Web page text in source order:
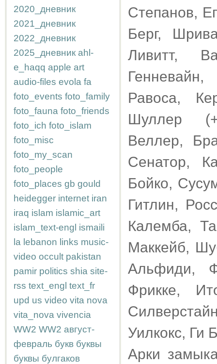
2020_дневник
2021_дневник
2022_дневник
2025_дневник ahl-
e_haqq apple art
audio-files evola fa
foto_events foto_family
foto_fauna foto_friends
foto_ich foto_islam
foto_misc
foto_my_scan
foto_people
foto_places gb gould
heidegger internet iran
iraq islam islamic_art
islam_text-engl ismaili
la lebanon links music-
video occult pakistan
pamir politics shia site-
rss text_engl text_fr
upd us video vita nova
vita_nova vivencia
WW2 WW2 август-
февраль букв буквы
буквы булгаков
Степанов,
Берг,
Ливитт,
Равоса,
Шуллер
Веллер,
Сенатор,
Бойко,
Гитлин,
Калемба,
Маккейб,
Альфиди,
Фрикке,
Уилкокc, Ги
Арки